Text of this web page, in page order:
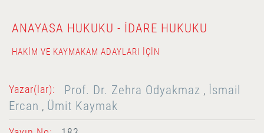
ANAYASA HUKUKU - İDARE HUKUKU
HAKIM VE KAYMAKAM ADAYLARI İÇIN
Yazar(lar): Prof. Dr. Zehra Odyakmaz , İsmail
Ercan , Ümit Kaymak